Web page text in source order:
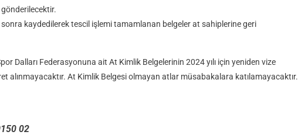
kaydedilerek tescil işlemi tamamlanan belgeler at sahiplerine geri
Dalları Federasyonuna ait At Kimlik Belgelerinin 2024 yılı için yeniden vize
alınmayacaktır. At Kimlik Belgesi olmayan atlar müsabakalara katılamayacaktır.
02